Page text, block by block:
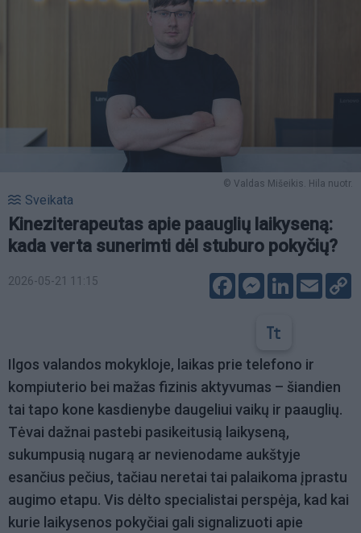
© Valdas Mišeikis. Hila nuotr.
Sveikata
Kineziterapeutas apie paauglių laikyseną:
kada verta sunerimti dėl stuburo pokyčių?
2026-05-21 11:15 FacebookMessenger
LinkedIn
Email
Ilgos valandos mokykloje, laikas prie telefono ir
kompiuterio bei mažas fizinis aktyvumas – šiandien
tai tapo kone kasdienybe daugeliui vaikų ir paauglių.
Tėvai dažnai pastebi pasikeitusią laikyseną,
sukumpusią nugarą ar nevienodame aukštyje
esančius pečius, tačiau neretai tai palaikoma įprastu
augimo etapu. Vis dėlto specialistai perspėja, kad kai
kurie laikysenos pokyčiai gali signalizuoti apie